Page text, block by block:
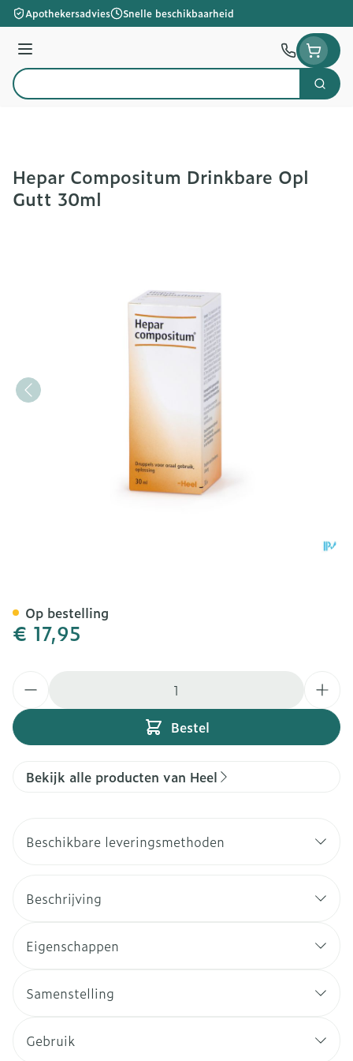
Ga naar de inhoud
Apothekersadvies Snelle beschikbaarheid
Menu
Product, merk, categorie...
Zoek
Hepar Compositum Drinkbare Opl
Gutt 30ml
€ 17,95
Bestel
Op bestelling
Bekijk alle producten van Heel
Beschikbare leveringsmethoden
Beschrijving
Eigenschappen
Samenstelling
Gebruik